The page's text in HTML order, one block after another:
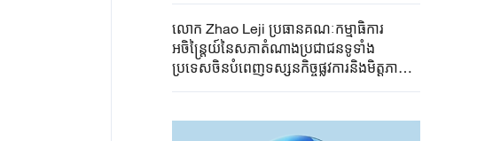
លោក Zhao Leji ប្រធានគណៈកម្មាធិការ
អចិន្ត្រៃយ៍នៃសភាតំណាងប្រជាជនទូទាំង
ប្រទេសចិនបំពេញទស្សនកិច្ចផ្លូវការនិងមិត្តភាព
នៅប្រទេសនូវែលសេឡង់